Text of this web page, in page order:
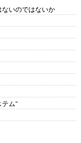
いのではないか
ム"